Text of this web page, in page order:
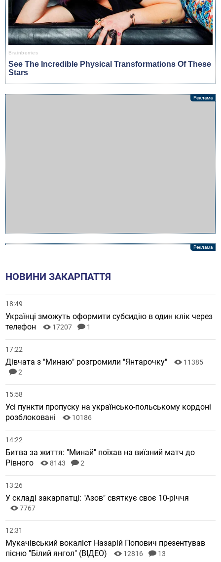
НОВИНИ ЗАКАРПАТТЯ
18:49
Українці зможуть оформити субсидію в один клік через
телефон
17207 1
17:22
Дівчата з "Минаю" розгромили "Янтарочку"
11385
2
15:58
Усі пункти пропуску на українсько-польському кордоні
розблоковані
10186
14:22
Битва за життя: "Минай" поїхав на виїзний матч до
Рівного
8143 2
13:26
У складі закарпатці: "Азов" святкує своє 10-річчя
7767
12:31
Мукачівський вокаліст Назарій Попович презентував
пісню "Білий янгол" (ВІДЕО)
12816 13